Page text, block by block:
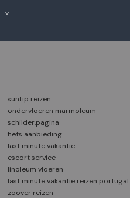
suntip reizen
ondervloeren marmoleum
schilder.pagina
fiets aanbieding
last minute vakantie
escort service
linoleum vloeren
last minute vakantie reizen portugal
zoover reizen